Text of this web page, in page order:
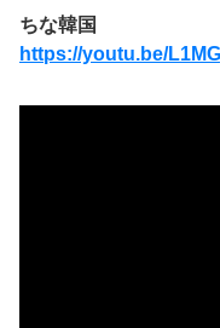
ちな韓国
https://youtu.be/